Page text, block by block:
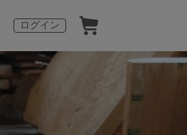
ログイン